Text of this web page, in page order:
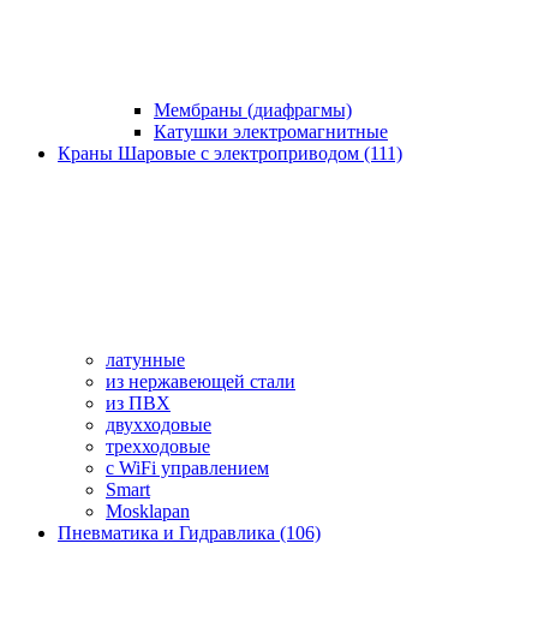
Мембраны (диафрагмы)
Катушки электромагнитные
Краны Шаровые с электроприводом (111)
латунные
из нержавеющей стали
из ПВХ
двухходовые
трехходовые
с WiFi управлением
Smart
Mosklapan
Пневматика и Гидравлика (106)